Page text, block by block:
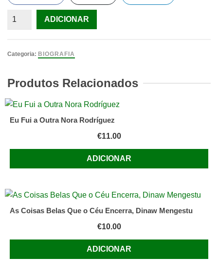
Quantidade
Na
Portucale.
Edições
Lisboa.
ADICIONAR
Categoria: BIOGRAFIA
Produtos Relacionados
Eu Fui a Outra Nora Rodríguez
€11.00
ADICIONAR
As Coisas Belas Que o Céu Encerra, Dinaw Mengestu
€10.00
ADICIONAR